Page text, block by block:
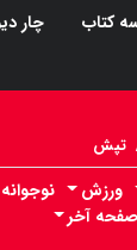
کتاب چار
تپش
ورزش نوجوانه
صفحه آخر